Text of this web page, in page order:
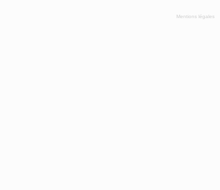
Mentions légales